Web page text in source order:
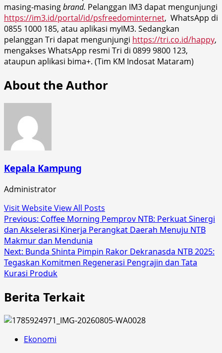
masing-masingbrand. Pelanggan IM3 dapat mengunjungi
https://im3.id/portal/id/psfreedominternet, WhatsApp di
0855 1000 185, atau aplikasi myIM3. Sedangkan
pelanggan Tri dapat mengunjungi https://tri.co.id/happy,
mengakses WhatsApp resmi Tri di 0899 9800 123,
ataupun aplikasi bima+. (Tim KM Indosat Mataram)
About the Author
Kepala Kampung
Administrator
Visit WebsiteView All Posts
Post
navigation
Previous: Coffee Morning Pemprov NTB: Perkuat Sinergi
dan Akselerasi Kinerja Perangkat Daerah Menuju NTB
Makmur dan Mendunia
Next: Bunda Shinta Pimpin Rakor Dekranasda NTB 2025:
Tegaskan Komitmen Regenerasi Pengrajin dan Tata
Kurasi Produk
Berita Terkait
Ekonomi